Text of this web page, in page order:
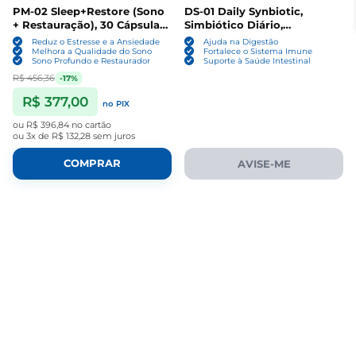
PM-02 Sleep+Restore (Sono
+ Restauração), 30 Cápsulas,
SeedReduz o Estresse e a Ansiedade
Melhora a Qualidade do Sono
Sono Profundo e Restaurador
R$ 456,36 -17%
R$ 377,00 no PIX
ou R$ 396,84 no cartão
ou 3x de R$ 132,28 sem juros
COMPRAR
DS-01 Daily Synbiotic,
Simbiótico Diário,
Prebiótico e Probiótico, 60
Cápsulas Vaganas, Seed
Ajuda na Digestão
Fortalece o Sistema Imune
Suporte à Saúde Intestinal
AVISE-ME